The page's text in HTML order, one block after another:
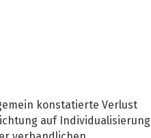
konstatierte Verlust
auf Individualisierung